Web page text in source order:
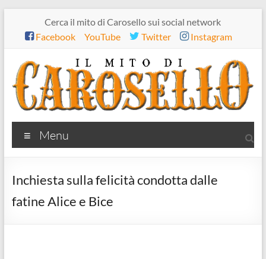
contenuto
Cerca il mito di Carosello sui social network
Facebook
YouTube Twitter Instagram
Il
mito
di
Carosello
Menu
Inchiesta sulla felicità condotta dalle
fatine Alice e Bice